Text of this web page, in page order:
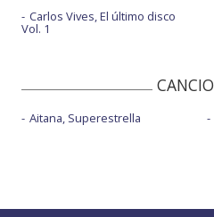
Carlos Vives, El último disco
Vol. 1
Aitana, Superestrella